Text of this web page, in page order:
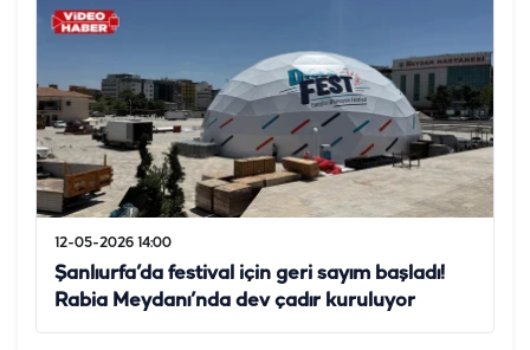
12-05-2026 14:00
Şanlıurfa’da festival için geri sayım başladı!
Rabia Meydanı’nda dev çadır kuruluyor